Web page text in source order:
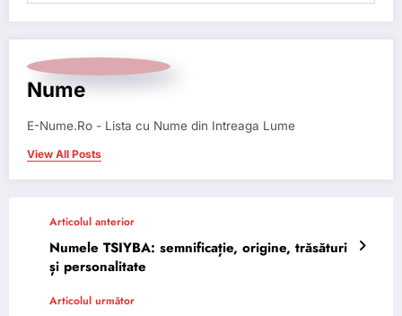
Nume
E-Nume.Ro - Lista cu Nume din Intreaga Lume
View All Posts
Articolul anterior
Numele TSIYBA: semnificație, origine, trăsături
și personalitate
Articolul următor